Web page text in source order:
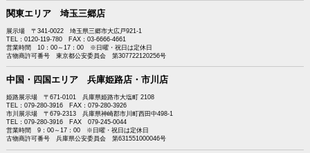
関東エリア 埼玉三郷店
展示場 〒341-0022 埼玉県三郷市大広戸921-1
TEL：0120-119-780 FAX：03-6666-4661
営業時間 10：00～17：00 ※日曜・祝日は定休日
古物商許可番号 東京都公安委員会 第307722120256号
中国・四国エリア 兵庫姫路店・市川店
姫路展示場 〒671-0101 兵庫県姫路市大塩町 2108
TEL：079-280-3916 FAX：079-280-3926
市川展示場 〒679-2313 兵庫県神崎郡市川町西田中498-1
TEL：079-280-3916 FAX 079-245-0044
営業時間 9：00～17：00 ※日曜・祝日は定休日
古物商許可番号 兵庫県公安委員会 第631551000046号